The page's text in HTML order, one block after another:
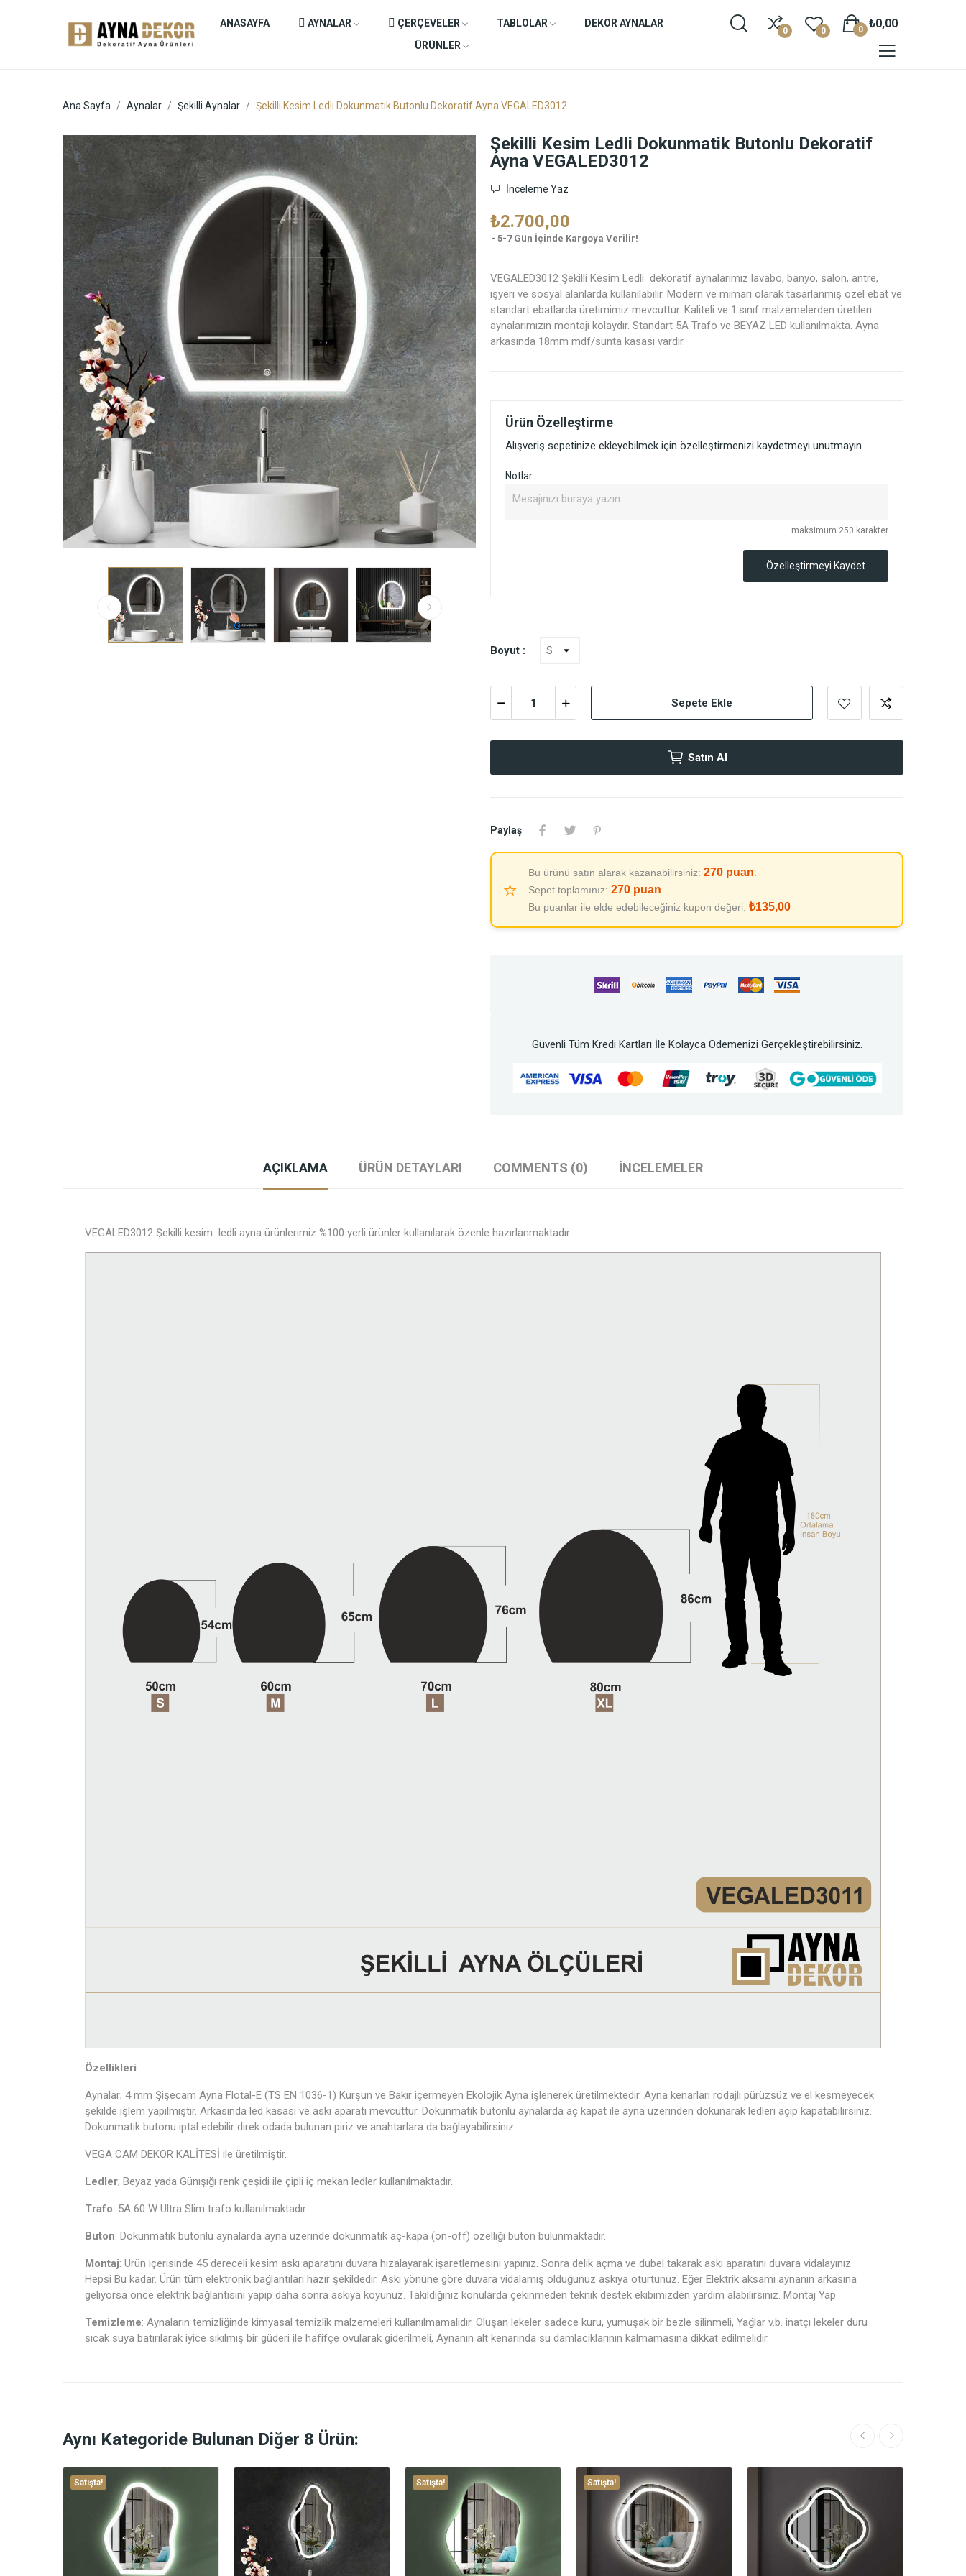
ANASAYFA AYNALAR ÇERÇEVELER TABLOLAR
DEKOR AYNALAR
ÜRÜNLER
0 0
₺0,00
0
Ana Sayfa Aynalar Şekilli Aynalar Şekilli Kesim Ledli Dokunmatik Butonlu Dekoratif Ayna VEGALED3012
Şekilli Kesim Ledli Dokunmatik Butonlu Dekoratif
Ayna VEGALED3012
İnceleme Yaz
₺2.700,00
5-7 Gün İçinde Kargoya Verilir!
VEGALED3012 Şekilli Kesim Ledli dekoratif aynalarımız lavabo, banyo, salon, antre,
işyeri ve sosyal alanlarda kullanılabilir. Modern ve mimari olarak tasarlanmış özel ebat ve
standart ebatlarda üretimimiz mevcuttur. Kaliteli ve 1.sınıf malzemelerden üretilen
aynalarımızın montajı kolaydır. Standart 5A Trafo ve BEYAZ LED kullanılmakta. Ayna
arkasında 18mm mdf/sunta kasası vardır.
Ürün Özelleştirme
Alışveriş sepetinize ekleyebilmek için özelleştirmenizi kaydetmeyi unutmayın
Notlar
maksimum 250 karakter
Özelleştirmeyi Kaydet
Boyut :
Sepete Ekle
Satın Al
Paylaş
⭐
Bu ürünü satın alarak kazanabilirsiniz: 270 puan
Sepet toplamınız: 270 puan
Bu puanlar ile elde edebileceğiniz kupon değeri: ₺135,00
Güvenli Tüm Kredi Kartları İle Kolayca Ödemenizi Gerçekleştirebilirsiniz.
AÇIKLAMA ÜRÜN DETAYLARI COMMENTS (0) İNCELEMELER
VEGALED3012 Şekilli kesim ledli ayna ürünlerimiz %100 yerli ürünler kullanılarak özenle hazırlanmaktadır.
Özellikleri
Aynalar; 4 mm Şişecam Ayna Flotal-E (TS EN 1036-1) Kurşun ve Bakır içermeyen Ekolojik Ayna işlenerek üretilmektedir. Ayna kenarları rodajlı pürüzsüz ve el kesmeyecek
şekilde işlem yapılmıştır. Arkasında led kasası ve askı aparatı mevcuttur. Dokunmatik butonlu aynalarda aç kapat ile ayna üzerinden dokunarak ledleri açıp kapatabilirsiniz.
Dokunmatik butonu iptal edebilir direk odada bulunan piriz ve anahtarlara da bağlayabilirsiniz.
VEGA CAM DEKOR KALİTESİ ile üretilmiştir.
Ledler; Beyaz yada Günışığı renk çeşidi ile çipli iç mekan ledler kullanılmaktadır.
Trafo: 5A 60 W Ultra Slim trafo kullanılmaktadır.
Buton: Dokunmatik butonlu aynalarda ayna üzerinde dokunmatik aç-kapa (on-off) özelliği buton bulunmaktadır.
Montaj: Ürün içerisinde 45 dereceli kesim askı aparatını duvara hizalayarak işaretlemesini yapınız. Sonra delik açma ve dubel takarak askı aparatını duvara vidalayınız.
Hepsi Bu kadar. Ürün tüm elektronik bağlantıları hazır şekildedir. Askı yönüne göre duvara vidalamış olduğunuz askıya oturtunuz. Eğer Elektrik aksamı aynanın arkasına
geliyorsa önce elektrik bağlantısını yapıp daha sonra askıya koyunuz. Takıldığınız konularda çekinmeden teknik destek ekibimizden yardım alabilirsiniz. Montaj Yap
Temizleme: Aynaların temizliğinde kimyasal temizlik malzemeleri kullanılmamalıdır. Oluşan lekeler sadece kuru, yumuşak bir bezle silinmeli, Yağlar v.b. inatçı lekeler duru
sıcak suya batırılarak iyice sıkılmış bir güderi ile hafifçe ovularak giderilmeli, Aynanın alt kenarında su damlacıklarının kalmamasına dikkat edilmelidir.
Aynı Kategoride Bulunan Diğer 8 Ürün:
Satışta! Satışta! Satışta!